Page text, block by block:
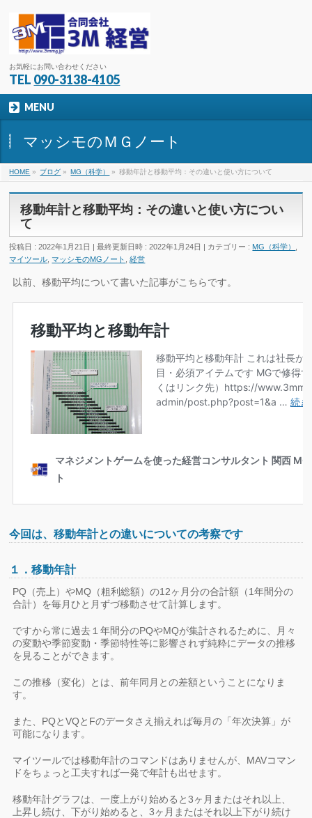
お気軽にお問い合わせください
TEL 090-3138-4105
MENU
マッシモのＭＧノート
HOME » ブログ » MG（科学） » 移動年計と移動平均：その違いと使い方について
移動年計と移動平均：その違いと使い方につい
て
投稿日 : 2022年1月21日 最終更新日時 : 2022年1月24日 カテゴリー : MG（科学）
マイツール ,マッシモのMGノート ,経営
以前、移動平均について書いた記事がこちらです。
今回は、移動年計との違いについての考察です
１．移動年計
PQ（売上）やMQ（粗利総額）の12ヶ月分の合計額（1年間分の
合計）を毎月ひと月ずづ移動させて計算します。
ですから常に過去１年間分のPQやMQが集計されるために、月々
の変動や季節変動・季節特性等に影響されず純粋にデータの推移
を見ることができます。
この推移（変化）とは、前年同月との差額ということになりま
す。
また、PQとVQとFのデータさえ揃えれば毎月の「年次決算」が
可能になります。
マイツールでは移動年計のコマンドはありませんが、MAVコマン
ドをちょっと工夫すれば一発で年計も出せます。
移動年計グラフは、一度上がり始めると3ヶ月またはそれ以上、
上昇し続け、下がり始めると、3ヶ月またはそれ以上下がり続け